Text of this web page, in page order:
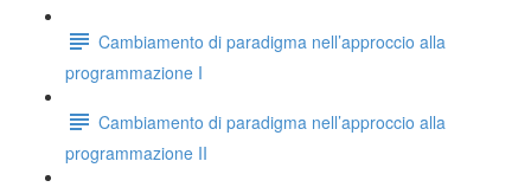
Cambiamento di paradigma nell’approccio alla
programmazione I
Cambiamento di paradigma nell’approccio alla
programmazione II